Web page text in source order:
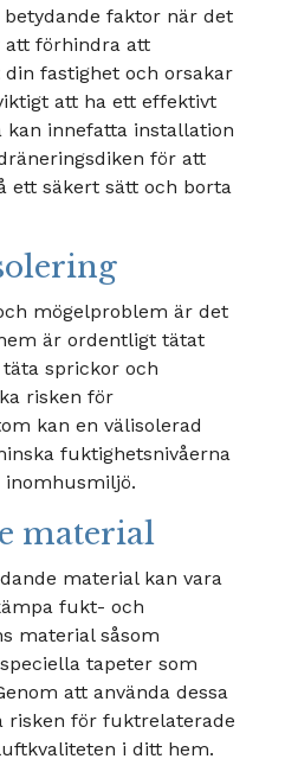
betydande faktor när det
förhindra att
fastighet och orsakar
att ha ett effektivt
kan innefatta installation
för att
ett säkert sätt och borta
mögelproblem är det
är ordentligt tätat
sprickor och
risken för
kan en välisolerad
fuktighetsnivåerna
inomhusmiljö.
material
material kan vara
fukt- och
material såsom
tapeter som
att använda dessa
risken för fuktrelaterade
i ditt hem.